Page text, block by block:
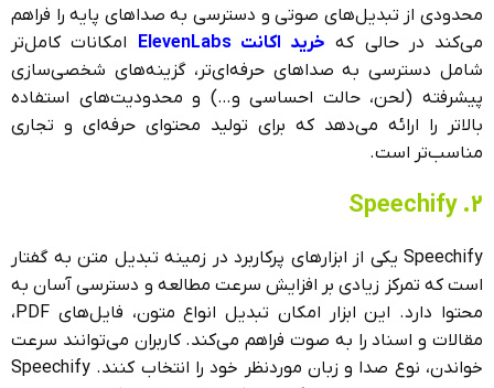
محدودی از تبدیل‌های صوتی و دسترسی به صداهای پایه را فراهم
می‌کند در حالی که خرید اکانت ElevenLabs
امکانات کامل‌تر
شامل دسترسی به صداهای حرفه‌ای‌تر، گزینه‌های شخصی‌سازی
پیشرفته (لحن، حالت احساسی و…) و محدودیت‌های استفاده
بالاتر را ارائه می‌دهد که برای تولید محتوای حرفه‌ای و تجاری
مناسب‌تر است.
2. Speechify
Speechify یکی از ابزارهای پرکاربرد در زمینه تبدیل متن به گفتار
است که تمرکز زیادی بر افزایش سرعت مطالعه و دسترسی آسان به
محتوا دارد. این ابزار امکان تبدیل انواع متون، فایل‌های PDF،
مقالات و اسناد را به صوت فراهم می‌کند. کاربران می‌توانند سرعت
خواندن، نوع صدا و زبان موردنظر خود را انتخاب کنند. Speechify